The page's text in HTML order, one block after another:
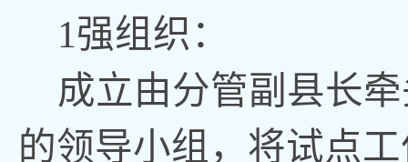
1强组织：
成立由分管副县长
的领导小组，将试点